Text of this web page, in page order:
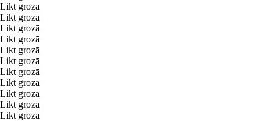
Likt grozā
Likt grozā
Likt grozā
Likt grozā
Likt grozā
Likt grozā
Likt grozā
Likt grozā
Likt grozā
Likt grozā
Likt grozā